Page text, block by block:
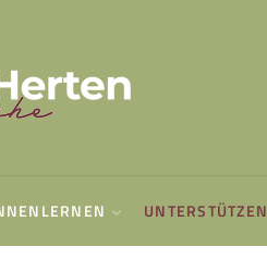
UNTERSTÜTZEN